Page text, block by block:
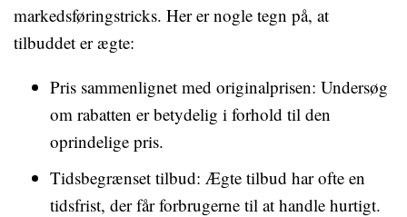
markedsføringstricks. Her er nogle tegn på, at
tilbuddet er ægte:
Pris sammenlignet med originalprisen: Undersøg
om rabatten er betydelig i forhold til den
oprindelige pris.
Tidsbegrænset tilbud: Ægte tilbud har ofte en
tidsfrist, der får forbrugerne til at handle hurtigt.